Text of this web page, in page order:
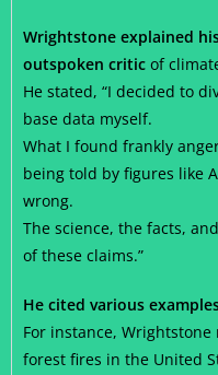
Wrightstone explained
outspoken critic of
He stated, “I decided to
base data myself.
What I found frankly
being told by figures like
wrong.
The science, the facts,
of these claims.”
He cited various
For instance,
forest fires in the United